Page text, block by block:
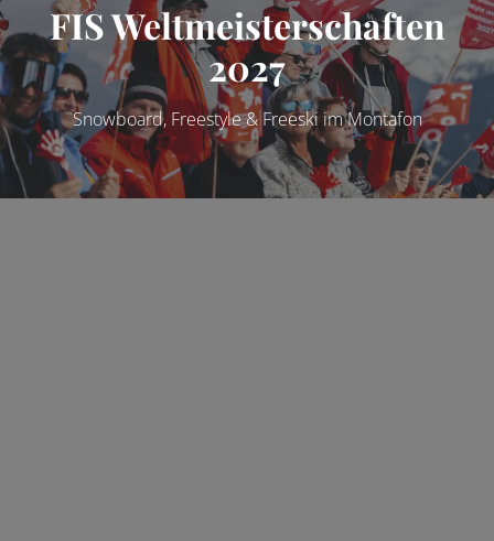
FIS Weltmeisterschaften
2027
Snowboard, Freestyle & Freeski im Montafon